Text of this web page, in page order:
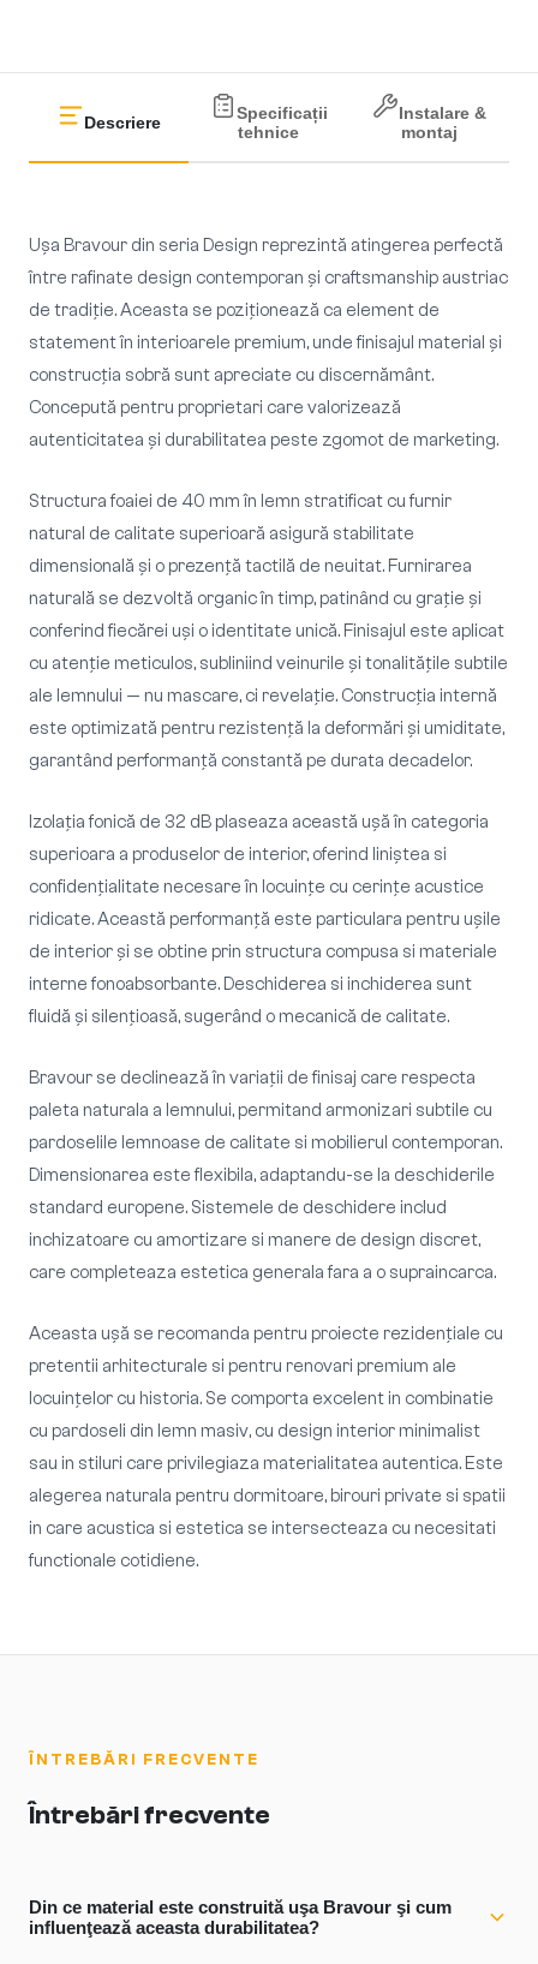
Descriere
Specificații
tehnice
Instalare &
montaj
Ușa Bravour din seria Design reprezintă atingerea perfectă
între rafinate design contemporan și craftsmanship austriac
de tradiție. Aceasta se poziționează ca element de
statement în interioarele premium, unde finisajul material și
construcția sobră sunt apreciate cu discernământ.
Concepută pentru proprietari care valorizează
autenticitatea și durabilitatea peste zgomot de marketing.
Structura foaiei de 40 mm în lemn stratificat cu furnir
natural de calitate superioară asigură stabilitate
dimensională și o prezență tactilă de neuitat. Furnirarea
naturală se dezvoltă organic în timp, patinând cu grație și
conferind fiecărei uși o identitate unică. Finisajul este aplicat
cu atenție meticulos, subliniind veinurile și tonalitățile subtile
ale lemnului — nu mascare, ci revelație. Construcția internă
este optimizată pentru rezistență la deformări și umiditate,
garantând performanță constantă pe durata decadelor.
Izolația fonică de 32 dB plaseaza această ușă în categoria
superioara a produselor de interior, oferind liniștea si
confidențialitate necesare în locuințe cu cerințe acustice
ridicate. Această performanță este particulara pentru ușile
de interior și se obtine prin structura compusa si materiale
interne fonoabsorbante. Deschiderea si inchiderea sunt
fluidă și silențioasă, sugerând o mecanică de calitate.
Bravour se declinează în variații de finisaj care respecta
paleta naturala a lemnului, permitand armonizari subtile cu
pardoselile lemnoase de calitate si mobilierul contemporan.
Dimensionarea este flexibila, adaptandu-se la deschiderile
standard europene. Sistemele de deschidere includ
inchizatoare cu amortizare si manere de design discret,
care completeaza estetica generala fara a o supraincarca.
Aceasta ușă se recomanda pentru proiecte rezidențiale cu
pretentii arhitecturale si pentru renovari premium ale
locuințelor cu historia. Se comporta excelent in combinatie
cu pardoseli din lemn masiv, cu design interior minimalist
sau in stiluri care privilegiaza materialitatea autentica. Este
alegerea naturala pentru dormitoare, birouri private si spatii
in care acustica si estetica se intersecteaza cu necesitati
functionale cotidiene.
ÎNTREBĂRI FRECVENTE
Întrebări frecvente
Din ce material este construită uşa Bravour şi cum
influenţează aceasta durabilitatea?